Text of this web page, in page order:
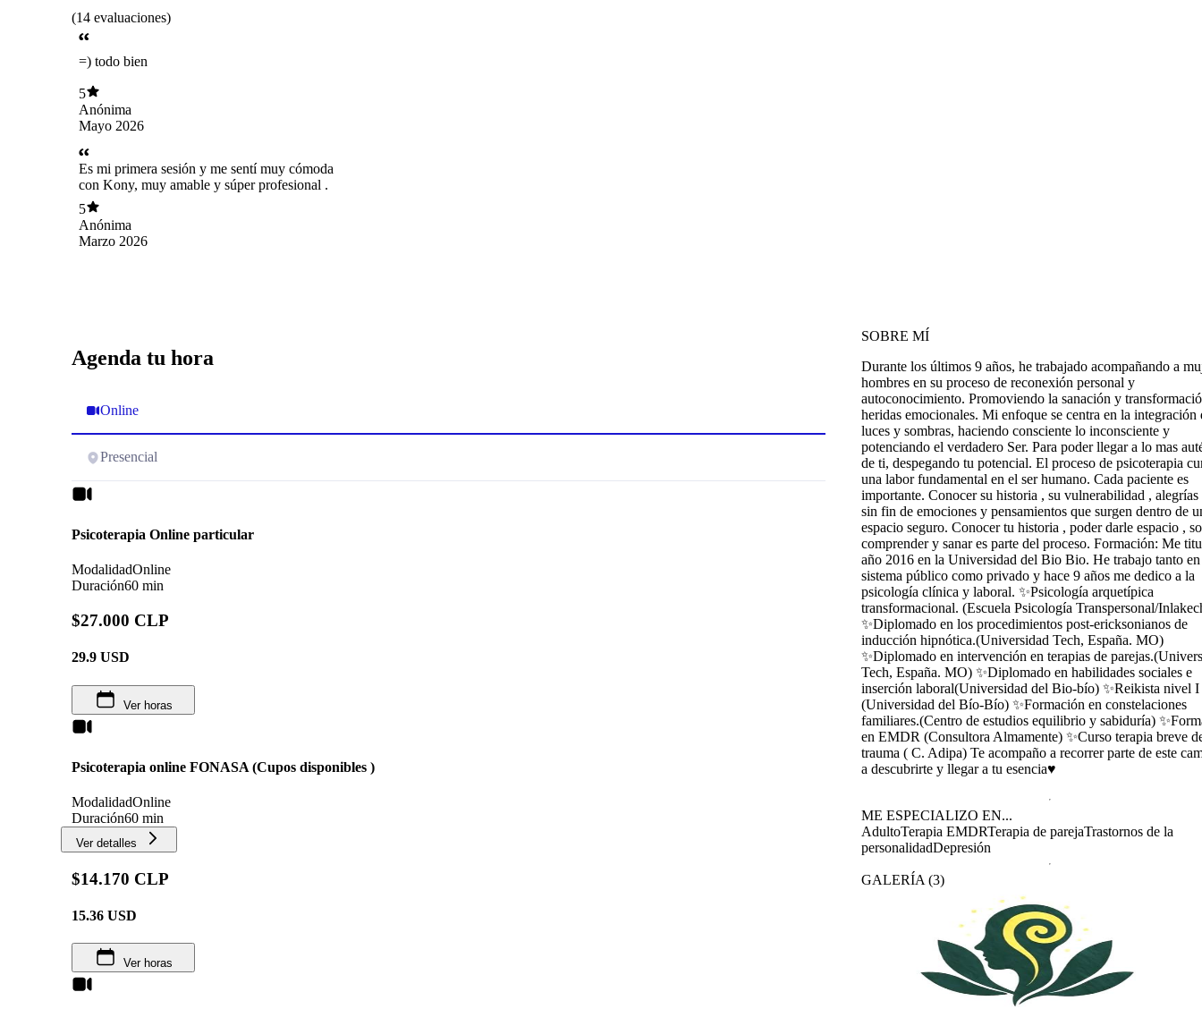
(14 evaluaciones)
=) todo bien
5
Anónima
Mayo 2026
Es mi primera sesión y me sentí muy cómoda
con Kony, muy amable y súper profesional .
5
Anónima
Marzo 2026
Agenda tu hora
Online
Presencial
Psicoterapia Online particular
ModalidadOnline
Duración60 min
$27.000 CLP
29.9 USD
Ver horas
Psicoterapia online FONASA (Cupos disponibles )
ModalidadOnline
Duración60 min
Ver detalles
$14.170 CLP
15.36 USD
Ver horas
SOBRE MÍ
Durante los últimos 9 años, he trabajado acompañando a
hombres en su proceso de reconexión personal y
autoconocimiento. Promoviendo la sanación y
heridas emocionales. Mi enfoque se centra en la integración
luces y sombras, haciendo consciente lo inconsciente y
potenciando el verdadero Ser. Para poder llegar a lo mas
de ti, despegando tu potencial. El proceso de psicoterapia
una labor fundamental en el ser humano. Cada paciente es
importante. Conocer su historia , su vulnerabilidad ,
sin fin de emociones y pensamientos que surgen dentro de
espacio seguro. Conocer tu historia , poder darle espacio ,
comprender y sanar es parte del proceso. Formación: Me
año 2016 en la Universidad del Bio Bio. He trabajo tanto
sistema público como privado y hace 9 años me dedico a la
psicología clínica y laboral. ✨Psicología arquetípica
transformacional. (Escuela Psicología Transpersonal/
✨Diplomado en los procedimientos post-ericksonianos de
inducción hipnótica.(Universidad Tech, España. MO)
✨Diplomado en intervención en terapias de
Tech, España. MO) ✨Diplomado en habilidades sociales e
inserción laboral(Universidad del Bio-bío) ✨Reikista nivel
(Universidad del Bío-Bío) ✨Formación en constelaciones
familiares.(Centro de estudios equilibrio y sabiduría)
en EMDR (Consultora Almamente) ✨Curso terapia breve
trauma ( C. Adipa) Te acompaño a recorrer parte de este
a descubrirte y llegar a tu esencia♥️
ME ESPECIALIZO EN...
AdultoTerapia EMDRTerapia de parejaTrastornos de la
personalidadDepresión
GALERÍA (3)